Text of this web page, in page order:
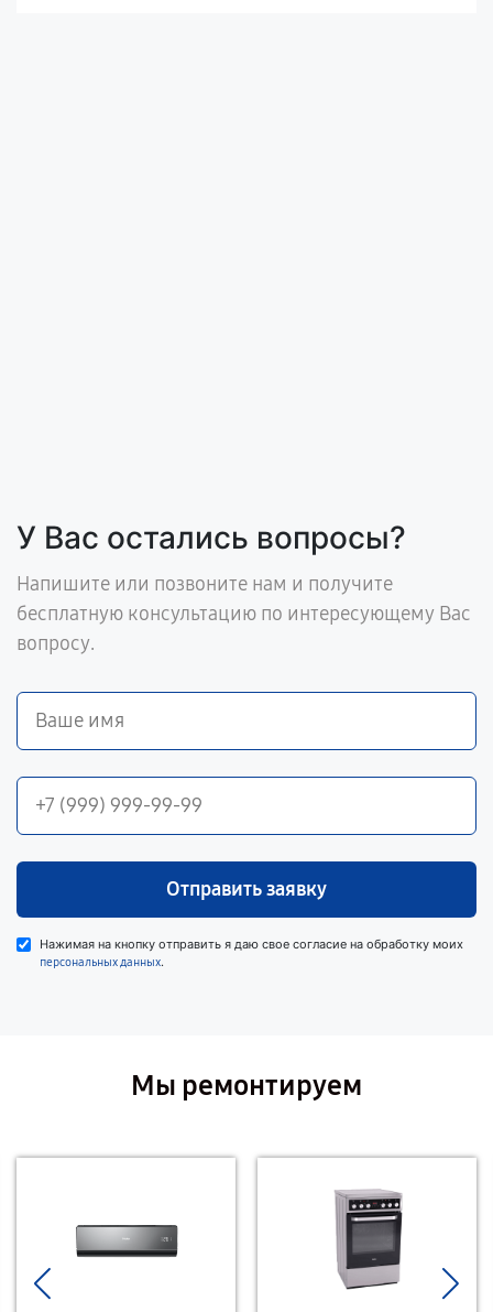
У Вас остались вопросы?
Напишите или позвоните нам и получите
бесплатную консультацию по интересующему Вас
вопросу.
Отправить заявку
Нажимая на кнопку отправить я даю свое согласие на обработку моих
персональных данных.
Мы ремонтируем